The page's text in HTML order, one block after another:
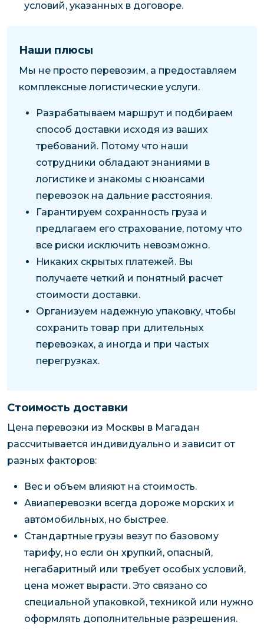
условий, указанных в договоре.
Наши плюсы
Мы не просто перевозим, а предоставляем
комплексные логистические услуги.
Разрабатываем маршрут и подбираем
способ доставки исходя из ваших
требований. Потому что наши
сотрудники обладают знаниями в
логистике и знакомы с нюансами
перевозок на дальние расстояния.
Гарантируем сохранность груза и
предлагаем его страхование, потому что
все риски исключить невозможно.
Никаких скрытых платежей. Вы
получаете четкий и понятный расчет
стоимости доставки.
Организуем надежную упаковку, чтобы
сохранить товар при длительных
перевозках, а иногда и при частых
перегрузках.
Стоимость доставки
Цена перевозки из Москвы в Магадан
рассчитывается индивидуально и зависит от
разных факторов:
Вес и объем влияют на стоимость.
Авиаперевозки всегда дороже морских и
автомобильных, но быстрее.
Стандартные грузы везут по базовому
тарифу, но если он хрупкий, опасный,
негабаритный или требует особых условий,
цена может вырасти. Это связано со
специальной упаковкой, техникой или нужно
оформлять дополнительные разрешения.